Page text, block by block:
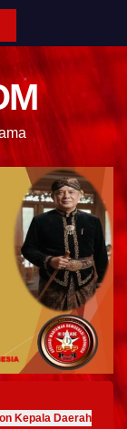
Kepala Daerah